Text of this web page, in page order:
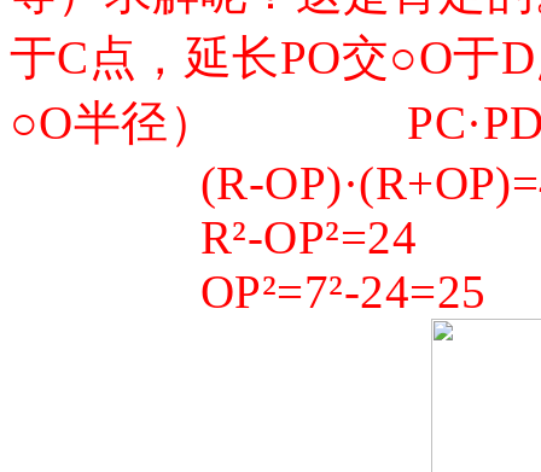
于C点，延长PO交○O于
○O半径）
(R-
R²-OP²=24
OP²=7²-24=25